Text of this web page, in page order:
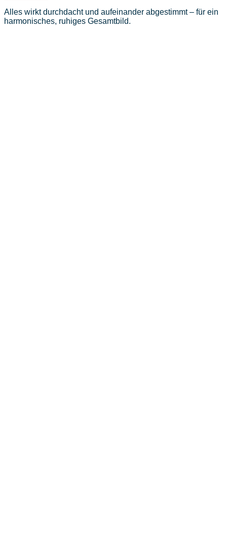
Alles wirkt durchdacht und aufeinander abgestimmt – für ein
harmonisches, ruhiges Gesamtbild.